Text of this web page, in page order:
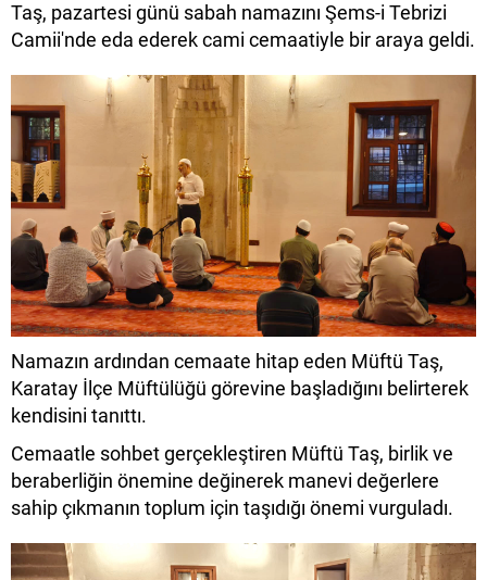
Taş, pazartesi günü sabah namazını Şems-i Tebrizi
Camii'nde eda ederek cami cemaatiyle bir araya geldi.
Namazın ardından cemaate hitap eden Müftü Taş,
Karatay İlçe Müftülüğü görevine başladığını belirterek
kendisini tanıttı.
Cemaatle sohbet gerçekleştiren Müftü Taş, birlik ve
beraberliğin önemine değinerek manevi değerlere
sahip çıkmanın toplum için taşıdığı önemi vurguladı.